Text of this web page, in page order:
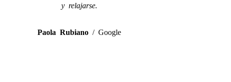
y relajarse.
Paola Rubiano / Google